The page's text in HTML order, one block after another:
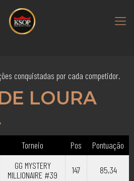
conquistadas por cada competidor.
LOURA
Torneio Pos Pontuação
GG MYSTERY
MILLIONAIRE #39
147 85,34